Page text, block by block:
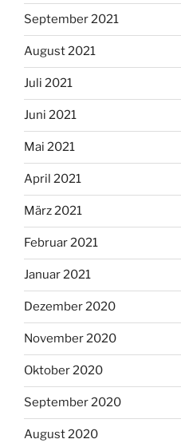
September 2021
August 2021
Juli 2021
Juni 2021
Mai 2021
April 2021
März 2021
Februar 2021
Januar 2021
Dezember 2020
November 2020
Oktober 2020
September 2020
August 2020